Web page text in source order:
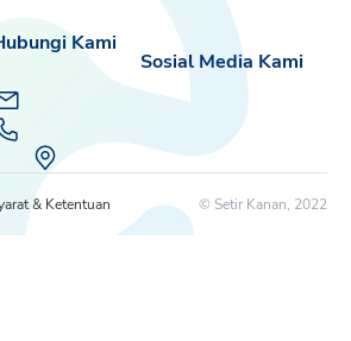
Sosial Media Kami
Kami
& Ketentuan © Setir Kanan, 2022